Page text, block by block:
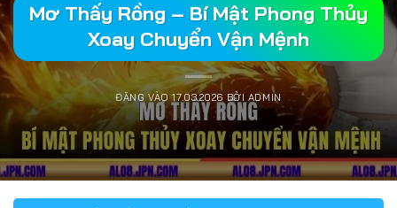
Mơ Thấy Rồng – Bí Mật Phong Thủy
Xoay Chuyển Vận Mệnh
ĐĂNG VÀO17.03.2026 BỞI ADMIN